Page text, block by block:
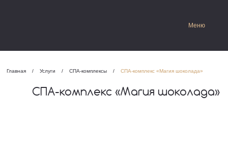
Меню
Главная / Услуги / СПА-комплексы / СПА-комплекс «Магия шоколада»
СПА-комплекс «Магия шоколада»